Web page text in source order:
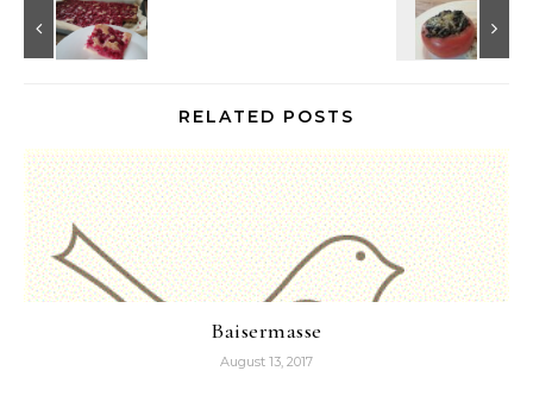
RELATED POSTS
Baisermasse
August 13, 2017